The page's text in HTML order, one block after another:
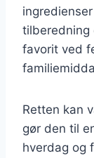
tilberedning
favorit ved
Retten kan
gør den til
hverdag og